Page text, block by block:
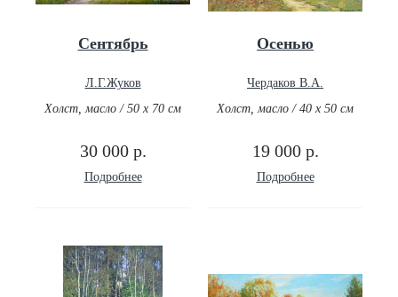
Сентябрь
Л.Г.Жуков
Холст, масло / 50 х 70 см
30 000 р.
Подробнее
Осенью
Чердаков В.А.
Холст, масло / 40 х 50 см
19 000 р.
Подробнее